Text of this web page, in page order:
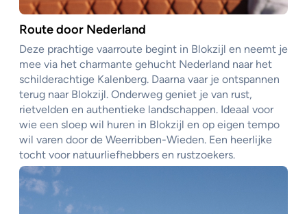
Route door Nederland
Deze prachtige vaarroute begint in Blokzijl en neemt je
mee via het charmante gehucht Nederland naar het
schilderachtige Kalenberg. Daarna vaar je ontspannen
terug naar Blokzijl. Onderweg geniet je van rust,
rietvelden en authentieke landschappen. Ideaal voor
wie een sloep wil huren in Blokzijl en op eigen tempo
wil varen door de Weerribben-Wieden. Een heerlijke
tocht voor natuurliefhebbers en rustzoekers.